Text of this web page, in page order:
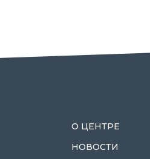
О ЦЕНТРЕ
НОВОСТИ